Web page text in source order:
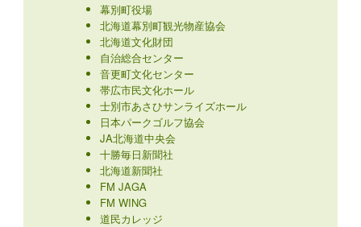
幕別町役場
北海道幕別町観光物産協会
北海道文化財団
自治総合センター
音更町文化センター
帯広市民文化ホール
士別市あさひサンライズホール
日本パークゴルフ協会
JA北海道中央会
十勝毎日新聞社
北海道新聞社
FM JAGA
FM WING
道民カレッジ